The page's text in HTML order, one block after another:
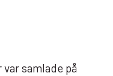
samlade på